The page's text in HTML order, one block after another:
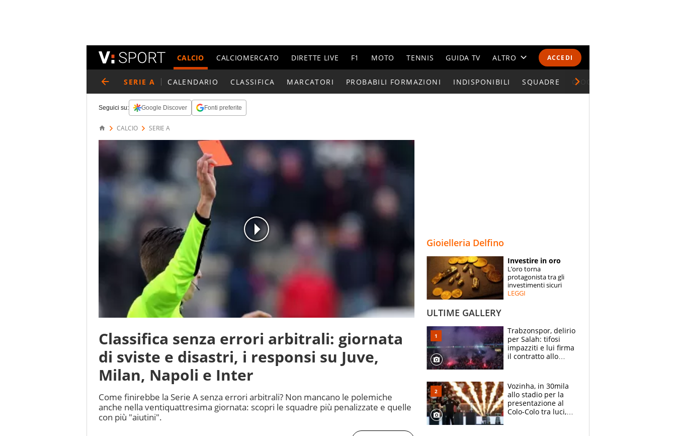
ACCEDI
CALCIO CALCIOMERCATO DIRETTE LIVE F1 MOTO TENNIS GUIDA TV ALTRO
CALENDARI E CLASSIFICHE
ESPERTI
CONTATTI
SERIE A CALENDARIO CLASSIFICA MARCATORI PROBABILI FORMAZIONI INDISPONIBILI SQUADRE GIOCATORI SERIE A
Seguici su: Google Discover Fonti preferite
CALCIO SERIE A
Classifica senza errori arbitrali: giornata
di sviste e disastri, i responsi su Juve,
Milan, Napoli e Inter
Come finirebbe la Serie A senza errori arbitrali? Non mancano le polemiche
anche nella ventiquattresima giornata: scopri le squadre più penalizzate e quelle
con più "aiutini".
Gioielleria Delfino
Investire in oro
L’oro torna
protagonista tra gli
investimenti sicuri
LEGGI
ULTIME GALLERY
Trabzonspor, delirio
per Salah: tifosi
impazziti e lui firma
il contratto allo
Vozinha, in 30mila
allo stadio per la
presentazione al
Colo-Colo tra luci,